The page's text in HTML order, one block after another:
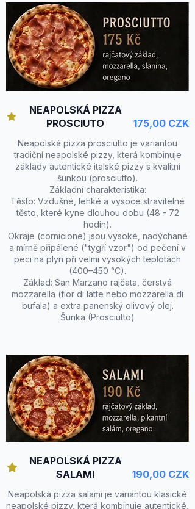
NEAPOLSKÁ PIZZA
PROSCIUTO
Neapolská pizza prosciutto je variantou
tradiční neapolské pizzy, která kombinuje
základy autentické italské pizzy s kvalitní
šunkou (prosciutto).
Základní charakteristika:
Těsto: Vzdušné, lehké a vysoce stravitelné
těsto, které kyne dlouhou dobu (48 - 72
hodin).
Okraje (cornicione) jsou vysoké, nadýchané
a mírně připálené ("tygří vzor") od pečení v
peci na plyn při velmi vysokých teplotách
(400–450 °C).
Základ: San Marzano rajčata, čerstvá
mozzarella (fior di latte nebo mozzarella di
bufala) a extra panenský olivový olej.
Šunka (Prosciutto)
175,00 CZK
NEAPOLSKÁ PIZZA
SALAMI
Neapolská pizza salami je variantou klasické
neapolské pizzy, která kombinuje autentické,
190,00 CZK